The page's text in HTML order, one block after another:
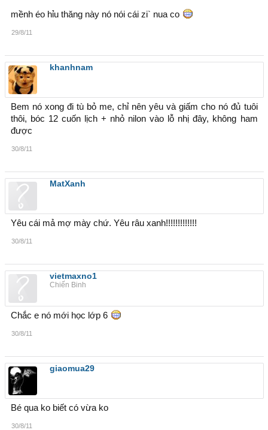
mềnh éo hỉu thăng này nó nói cái zi` nua co
29/8/11
khanhnam
Bem nó xong đi tù bỏ me, chỉ nên yêu và giấm cho nó đủ tuôi
thôi, bóc 12 cuốn lịch + nhỏ nilon vào lỗ nhị đây, không ham
được
30/8/11
MatXanh
Yêu cái mả mợ mày chứ. Yêu râu xanh!!!!!!!!!!!!!
30/8/11
vietmaxno1
Chiến Binh
Chắc e nó mới học lớp 6
30/8/11
giaomua29
Bé qua ko biết có vừa ko
30/8/11